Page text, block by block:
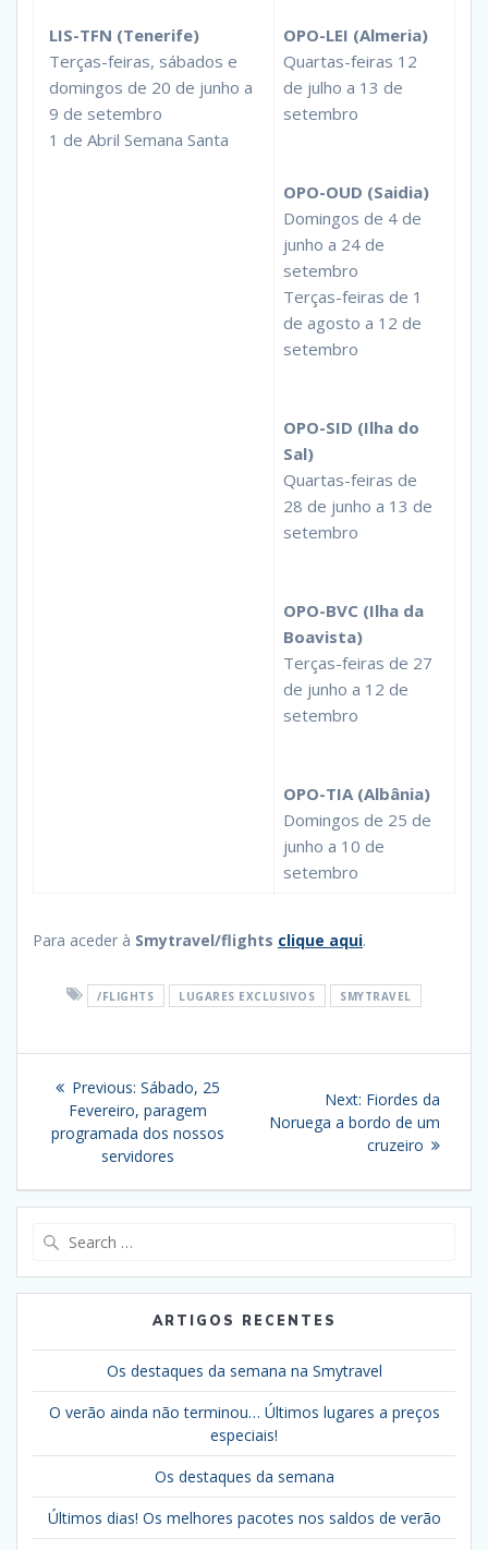
LIS-TFN (Tenerife)
Terças-feiras, sábados e
domingos de 20 de junho a
9 de setembro
1 de Abril Semana Santa
OPO-LEI (Almeria)
Quartas-feiras 12
de julho a 13 de
setembro
OPO-OUD (Saidia)
Domingos de 4 de
junho a 24 de
setembro
Terças-feiras de 1
de agosto a 12 de
setembro
OPO-SID (Ilha do
Sal)
Quartas-feiras de
28 de junho a 13 de
setembro
OPO-BVC (Ilha da
Boavista)
Terças-feiras de 27
de junho a 12 de
setembro
OPO-TIA (Albânia)
Domingos de 25 de
junho a 10 de
setembro
Para aceder à Smytravel/flights clique aqui.
/FLIGHTS LUGARES EXCLUSIVOS SMYTRAVEL
Navegação
de
artigos
Previous: Previous
post:
Sábado, 25
Fevereiro, paragem
programada dos nossos
servidores
Next: Next
post:
Fiordes da
Noruega a bordo de um
cruzeiro
ARTIGOS RECENTES
Os destaques da semana na Smytravel
O verão ainda não terminou… Últimos lugares a preços
especiais!
Os destaques da semana
Últimos dias! Os melhores pacotes nos saldos de verão